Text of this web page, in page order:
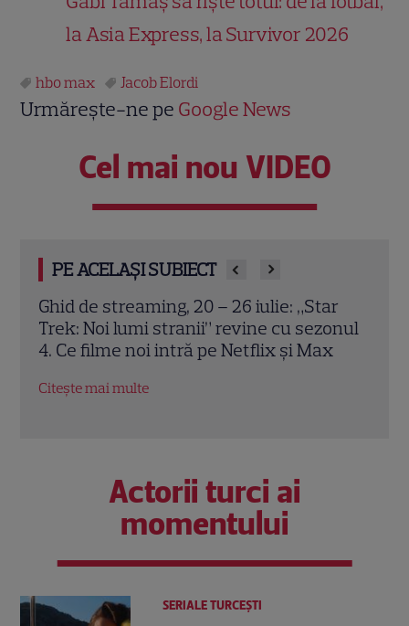
la Asia Express, la Survivor 2026
hbo max Jacob Elordi
Urmărește-ne pe Google News
Cel mai nou VIDEO
PE ACELAȘI SUBIECT
Eurosport aduce un iulie spectaculos
pentru fanii sportului. Wimbledon și
Turul Franței, capetele de afiș
Citește mai multe
Actorii turci ai
momentului
SERIALE TURCEŞTI